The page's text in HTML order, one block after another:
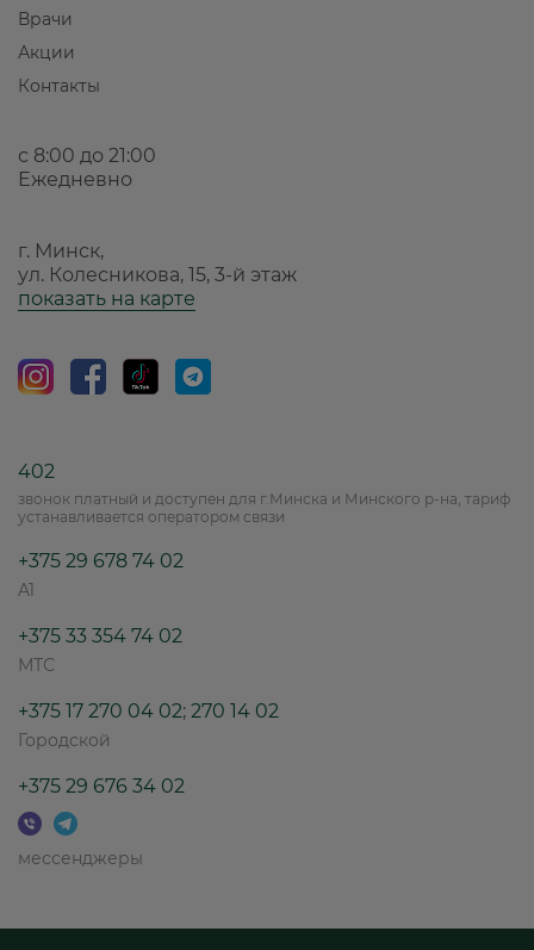
Врачи
Акции
Контакты
с 8:00 до 21:00
Ежедневно
г. Минск,
ул. Колесникова, 15, 3-й этаж
показать на карте
402
звонок платный и доступен для г.Минска и Минского р-на, тариф
устанавливается оператором связи
+375 29 678 74 02
A1
+375 33 354 74 02
МТС
+375 17 270 04 02; 270 14 02
Городской
+375 29 676 34 02
мессенджеры